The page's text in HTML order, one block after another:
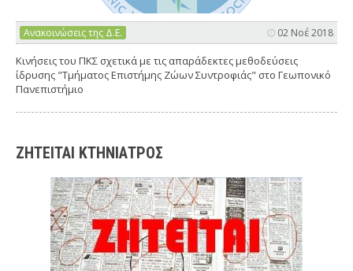
Ανακοινώσεις της Δ.Ε. 02 Νοέ 2018
Κινήσεις του ΠΚΣ σχετικά με τις απαράδεκτες μεθοδεύσεις
ίδρυσης "Τμήματος Επιστήμης Ζώων Συντροφιάς" στο Γεωπονικό
Πανεπιστήμιο
ΖΗΤΕΙΤΑΙ ΚΤΗΝΙΑΤΡΟΣ